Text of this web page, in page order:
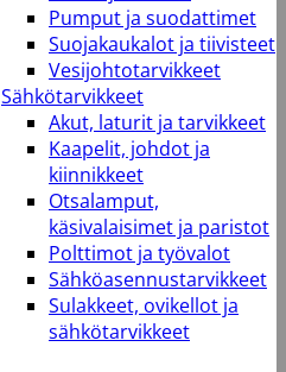
Pumput ja suodattimet
Suojakaukalot ja tiivisteet
Vesijohtotarvikkeet
Sähkötarvikkeet
Akut, laturit ja tarvikkeet
Kaapelit, johdot ja
kiinnikkeet
Otsalamput,
käsivalaisimet ja paristot
Polttimot ja työvalot
Sähköasennustarvikkeet
Sulakkeet, ovikellot ja
sähkötarvikkeet